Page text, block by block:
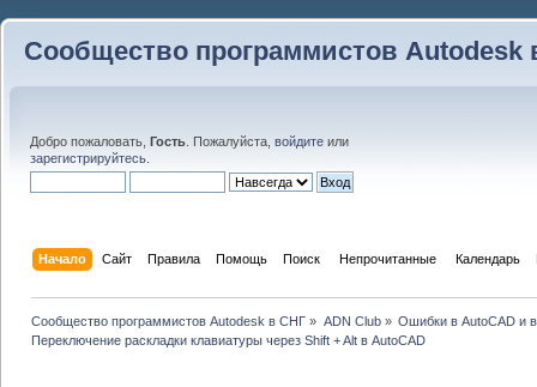
Сообщество программистов Autodesk
Добро пожаловать, Гость . Пожалуйста, войдите или
зарегистрируйтесь
Начало Сайт Правила Помощь Поиск Непрочитанные Календарь
Сообщество программистов Autodesk в СНГ » ADN Club» Ошибки в AutoCAD и
Переключение раскладки клавиатуры через Shift + Alt в AutoCAD